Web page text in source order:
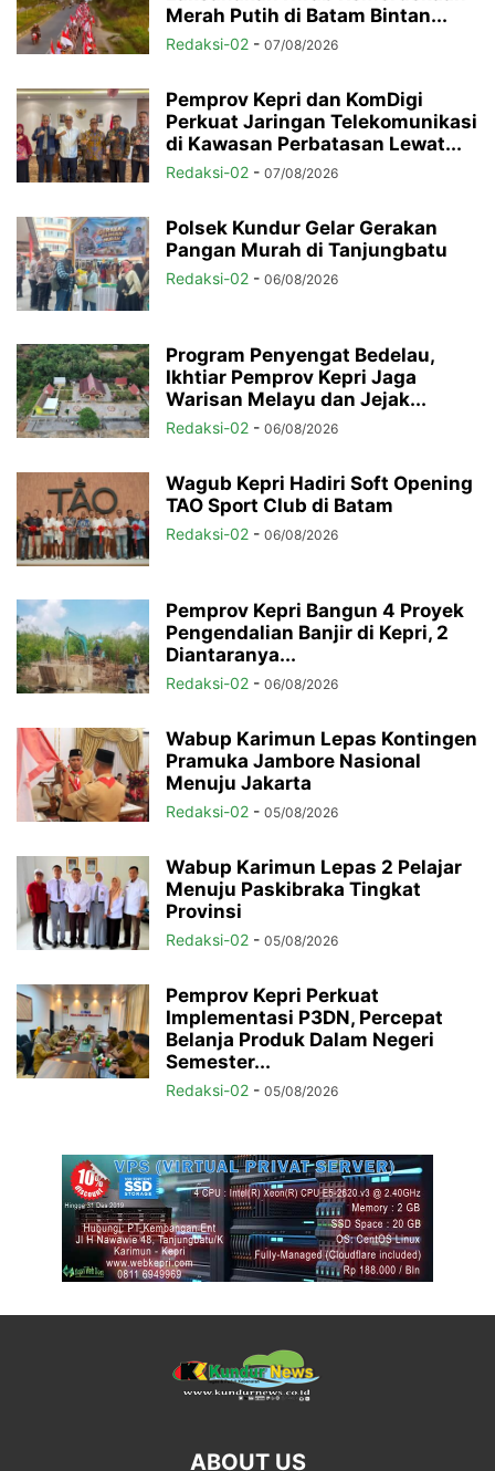
Merah Putih di Batam Bintan...
Redaksi-02 - 07/08/2026
Pemprov Kepri dan KomDigi
Perkuat Jaringan Telekomunikasi
di Kawasan Perbatasan Lewat...
Redaksi-02 - 07/08/2026
Polsek Kundur Gelar Gerakan
Pangan Murah di Tanjungbatu
Redaksi-02 - 06/08/2026
Program Penyengat Bedelau,
Ikhtiar Pemprov Kepri Jaga
Warisan Melayu dan Jejak...
Redaksi-02 - 06/08/2026
Wagub Kepri Hadiri Soft Opening
TAO Sport Club di Batam
Redaksi-02 - 06/08/2026
Pemprov Kepri Bangun 4 Proyek
Pengendalian Banjir di Kepri, 2
Diantaranya...
Redaksi-02 - 06/08/2026
Wabup Karimun Lepas Kontingen
Pramuka Jambore Nasional
Menuju Jakarta
Redaksi-02 - 05/08/2026
Wabup Karimun Lepas 2 Pelajar
Menuju Paskibraka Tingkat
Provinsi
Redaksi-02 - 05/08/2026
Pemprov Kepri Perkuat
Implementasi P3DN, Percepat
Belanja Produk Dalam Negeri
Semester...
Redaksi-02 - 05/08/2026
ABOUT US